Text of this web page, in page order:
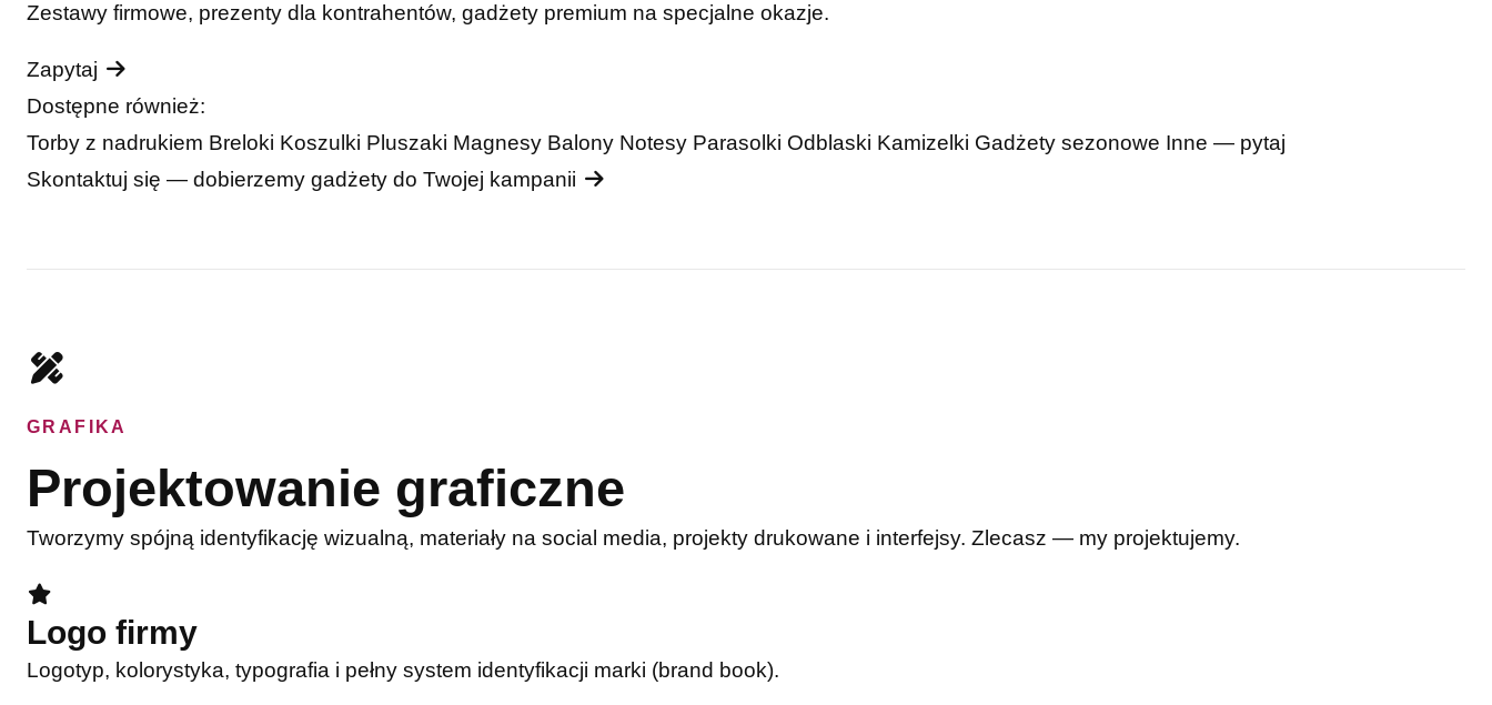
Zestawy firmowe, prezenty dla kontrahentów, gadżety premium na specjalne okazje.
Zapytaj
Dostępne również:
Torby z nadrukiem Breloki Koszulki Pluszaki Magnesy Balony Notesy Parasolki Odblaski Kamizelki Gadżety sezonowe Inne — pytaj
Skontaktuj się — dobierzemy gadżety do Twojej kampanii
GRAFIKA
Projektowanie graficzne
Tworzymy spójną identyfikację wizualną, materiały na social media, projekty drukowane i interfejsy. Zlecasz — my projektujemy.
Logo firmy
Logotyp, kolorystyka, typografia i pełny system identyfikacji marki (brand book).